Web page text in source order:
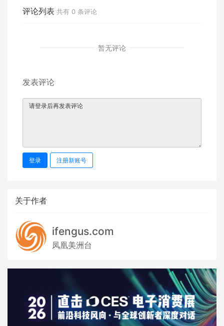
评论列表 共有 0 条评论
暂无评论
发表评论
登录 注册新账号
关于作者
ifengus.com
凤凰美洲台